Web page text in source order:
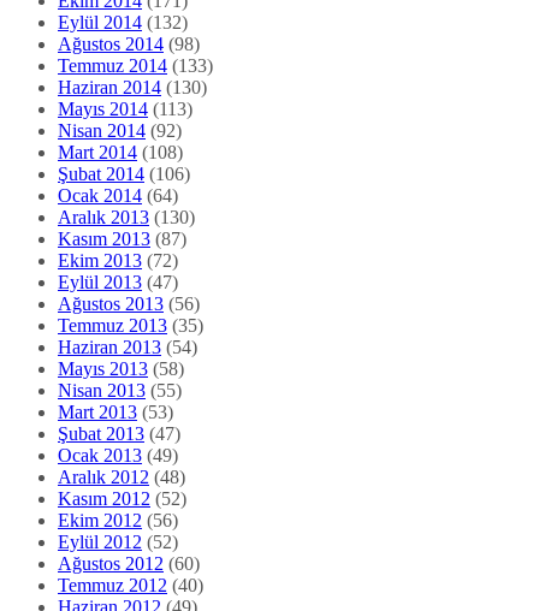
Eylül 2014 (132)
Ağustos 2014 (98)
Temmuz 2014 (133)
Haziran 2014 (130)
Mayıs 2014 (113)
Nisan 2014 (92)
Mart 2014 (108)
Şubat 2014 (106)
Ocak 2014 (64)
Aralık 2013 (130)
Kasım 2013 (87)
Ekim 2013 (72)
Eylül 2013 (47)
Ağustos 2013 (56)
Temmuz 2013 (35)
Haziran 2013 (54)
Mayıs 2013 (58)
Nisan 2013 (55)
Mart 2013 (53)
Şubat 2013 (47)
Ocak 2013 (49)
Aralık 2012 (48)
Kasım 2012 (52)
Ekim 2012 (56)
Eylül 2012 (52)
Ağustos 2012 (60)
Temmuz 2012 (40)
Haziran 2012 (49)